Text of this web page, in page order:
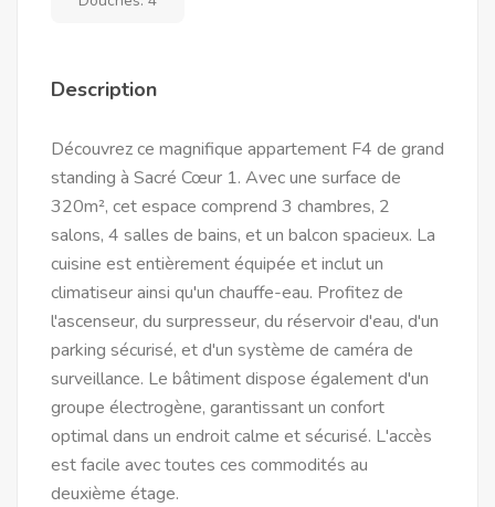
Description
Découvrez ce magnifique appartement F4 de grand
standing à Sacré Cœur 1. Avec une surface de
320m², cet espace comprend 3 chambres, 2
salons, 4 salles de bains, et un balcon spacieux. La
cuisine est entièrement équipée et inclut un
climatiseur ainsi qu'un chauffe-eau. Profitez de
l'ascenseur, du surpresseur, du réservoir d'eau, d'un
parking sécurisé, et d'un système de caméra de
surveillance. Le bâtiment dispose également d'un
groupe électrogène, garantissant un confort
optimal dans un endroit calme et sécurisé. L'accès
est facile avec toutes ces commodités au
deuxième étage.